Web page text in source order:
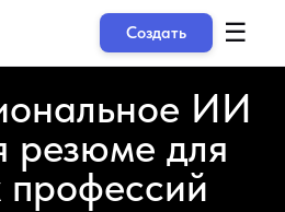
Создать ☰
ИИ
резюме для
профессий